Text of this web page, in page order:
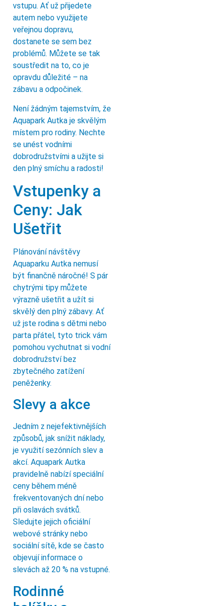
vstupu. Ať už přijedete
autem nebo využijete
veřejnou dopravu,
dostanete se sem bez
problémů. Můžete se tak
soustředit na to, co je
opravdu důležité – na
zábavu a odpočinek.
Není žádným tajemstvím, že
Aquapark Autka je skvělým
místem pro rodiny. Nechte
se unést vodními
dobrodružstvími a užijte si
den plný smíchu a radosti!
Vstupenky a
Ceny: Jak
Ušetřit
Plánování návštěvy
Aquaparku Autka nemusí
být finančně náročné! S pár
chytrými tipy můžete
výrazně ušetřit a užít si
skvělý den plný zábavy. Ať
už jste rodina s dětmi nebo
parta přátel, tyto trick vám
pomohou vychutnat si vodní
dobrodružství bez
zbytečného zatížení
peněženky.
Slevy a akce
Jedním z nejefektivnějších
způsobů, jak snížit náklady,
je využití sezónních slev a
akcí. Aquapark Autka
pravidelně nabízí speciální
ceny během méně
frekventovaných dní nebo
při oslavách svátků.
Sledujte jejich oficiální
webové stránky nebo
sociální sítě, kde se často
objevují informace o
slevách až 20 % na vstupné.
Rodinné